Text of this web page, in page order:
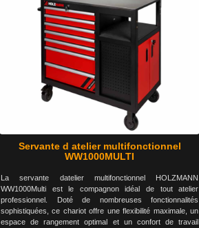
Servante d atelier multifonctionnel
WW1000MULTI
La servante datelier multifonctionnel HOLZMANN
WW1000Multi est le compagnon idéal de tout atelier
professionnel. Doté de nombreuses fonctionnalités
sophistiquées, ce chariot offre une flexibilité maximale, un
espace de rangement optimal et un confort de travail